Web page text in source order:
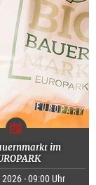
im
- 09:00 Uhr